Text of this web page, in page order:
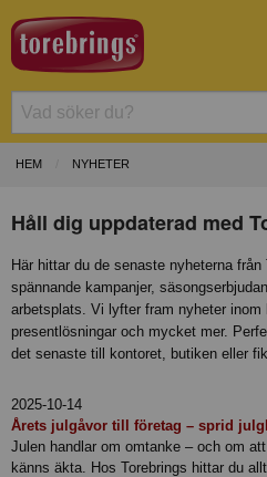
HEM NYHETER
Håll dig uppdaterad med
Här hittar du de senaste nyheterna från
spännande kampanjer,
arbetsplats. Vi lyfter fram nyheter inom
presentlösningar och mycket mer.
det senaste till kontoret, butiken eller
2025-10-14
Årets julgåvor till företag – sprid
Julen handlar om omtanke – och om
känns äkta. Hos Torebrings hittar du